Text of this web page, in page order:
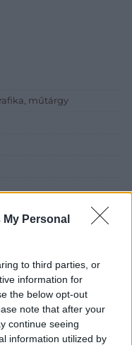
Personal
to third parties, or
information for
the below opt-out
note that after your
continue seeing
information utilized by
műtárgy
kft.
tér 11.